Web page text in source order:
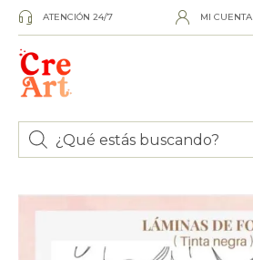
ATENCIÓN 24/7 MI CUENTA